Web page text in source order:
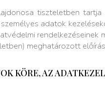
tiszteletben
adatok
meghatározott
KÖRE, AZ